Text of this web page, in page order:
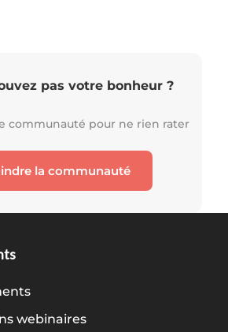
pas votre bonheur ?
communauté pour ne rien rater
la communauté
webinaires